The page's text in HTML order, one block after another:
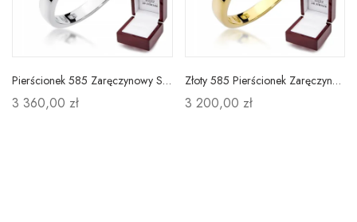
Pierścionek 585 Zaręczynowy Szafir Diamenty Grawer
3 360,00 zł
Złoty 585 Pierścionek Zaręczynowy Rubin Diamenty
3 200,00 zł